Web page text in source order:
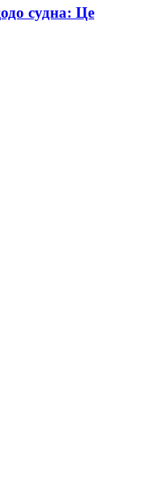
судна: Це